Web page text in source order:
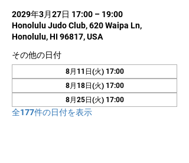
2029年3月27日 17:00 – 19:00
Honolulu Judo Club, 620 Waipa Ln,
Honolulu, HI 96817, USA
その他の日付
8月11日(火) 17:00
8月18日(火) 17:00
8月25日(火) 17:00
全177件の日付を表示